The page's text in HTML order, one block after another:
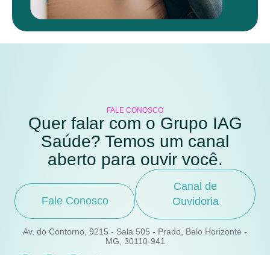
FALE CONOSCO
Quer falar com o Grupo IAG
Saúde? Temos um canal
aberto para ouvir você.
Fale Conosco
Canal de
Ouvidoria
Av. do Contorno, 9215 - Sala 505 - Prado, Belo Horizonte -
MG, 30110-941